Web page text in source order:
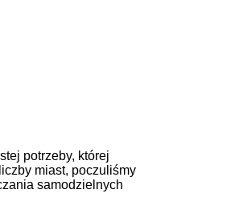
potrzeby, której
miast, poczuliśmy
samodzielnych